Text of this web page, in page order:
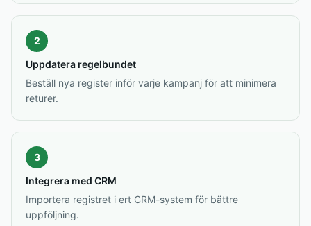
2
Uppdatera regelbundet
Beställ nya register inför varje kampanj för att minimera
returer.
3
Integrera med CRM
Importera registret i ert CRM-system för bättre
uppföljning.